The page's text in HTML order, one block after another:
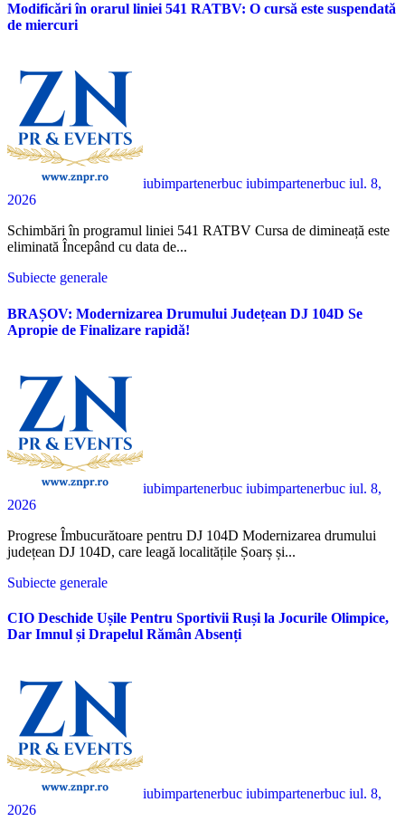
Modificări în orarul liniei 541 RATBV: O cursă este suspendată
de miercuri
iubimpartenerbuc iubimpartenerbuc iul. 8,
2026
Schimbări în programul liniei 541 RATBV Cursa de dimineață este
eliminată Începând cu data de...
Subiecte generale
BRAȘOV: Modernizarea Drumului Județean DJ 104D Se
Apropie de Finalizare rapidă!
iubimpartenerbuc iubimpartenerbuc iul. 8,
2026
Progrese Îmbucurătoare pentru DJ 104D Modernizarea drumului
județean DJ 104D, care leagă localitățile Șoarș și...
Subiecte generale
CIO Deschide Ușile Pentru Sportivii Ruși la Jocurile Olimpice,
Dar Imnul și Drapelul Rămân Absenți
iubimpartenerbuc iubimpartenerbuc iul. 8,
2026